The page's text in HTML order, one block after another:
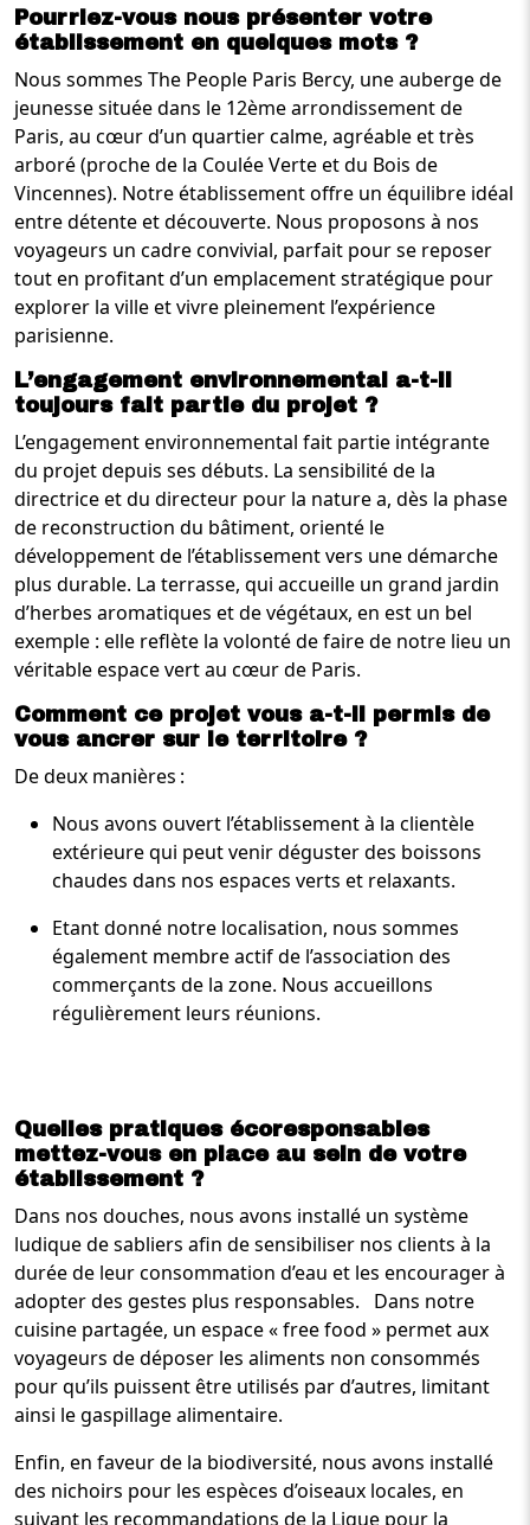
Pourriez-vous nous présenter votre
établissement en quelques mots ?
Nous sommes The People Paris Bercy, une auberge de
jeunesse située dans le 12ème arrondissement de
Paris, au cœur d’un quartier calme, agréable et très
arboré (proche de la Coulée Verte et du Bois de
Vincennes). Notre établissement offre un équilibre idéal
entre détente et découverte. Nous proposons à nos
voyageurs un cadre convivial, parfait pour se reposer
tout en profitant d’un emplacement stratégique pour
explorer la ville et vivre pleinement l’expérience
parisienne.
L’engagement environnemental a-t-il
toujours fait partie du projet ?
L’engagement environnemental fait partie intégrante
du projet depuis ses débuts. La sensibilité de la
directrice et du directeur pour la nature a, dès la phase
de reconstruction du bâtiment, orienté le
développement de l’établissement vers une démarche
plus durable. La terrasse, qui accueille un grand jardin
d’herbes aromatiques et de végétaux, en est un bel
exemple : elle reflète la volonté de faire de notre lieu un
véritable espace vert au cœur de Paris.
Comment ce projet vous a-t-il permis de
vous ancrer sur le territoire ?
De deux manières :
Nous avons ouvert l’établissement à la clientèle
extérieure qui peut venir déguster des boissons
chaudes dans nos espaces verts et relaxants.
Etant donné notre localisation, nous sommes
également membre actif de l’association des
commerçants de la zone. Nous accueillons
régulièrement leurs réunions.
Quelles pratiques écoresponsables
mettez-vous en place au sein de votre
établissement ?
Dans nos douches, nous avons installé un système
ludique de sabliers afin de sensibiliser nos clients à la
durée de leur consommation d’eau et les encourager à
adopter des gestes plus responsables. Dans notre
cuisine partagée, un espace « free food » permet aux
voyageurs de déposer les aliments non consommés
pour qu’ils puissent être utilisés par d’autres, limitant
ainsi le gaspillage alimentaire.
Enfin, en faveur de la biodiversité, nous avons installé
des nichoirs pour les espèces d’oiseaux locales, en
suivant les recommandations de la Ligue pour la